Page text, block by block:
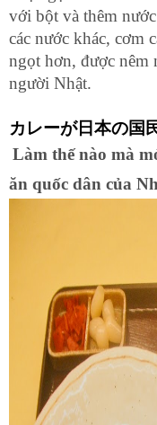
với bột và thêm
các nước khác, cơm
ngọt hơn, được nêm
người Nhật.
カレーが日本の国
Làm thế nào mà
ăn quốc dân của